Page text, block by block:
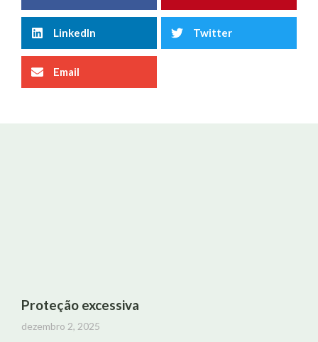
LinkedIn Twitter
Email
Proteção excessiva
dezembro 2, 2025